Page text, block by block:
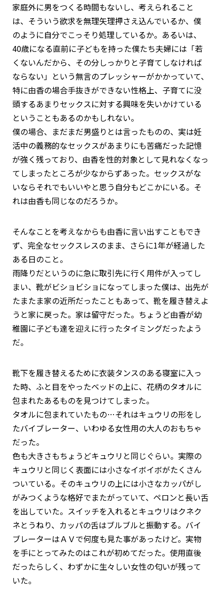
家庭外に男をつくる時間もないし、考えられること
は、そういう欲求を無理矢理押さえ込んでいるか、僕
のように自分でこっそり処理しているか。あるいは、
40歳になる直前に子どもを持った僕たち夫婦には「若
くないんだから、その分しっかりと子育てしなければ
ならない」という無言のプレッシャーがかかっていて、
特に由香の場合手抜きができない性格上、子育てに没
頭するあまりセックスに対する興味を失いかけている
ということもあるのかもしれない。
僕の場合、まだまだ男盛りとは言ったものの、実は妊
活中の義務的なセックスがあまりにも苦痛だった記憶
が強く残っており、由香を性的対象として見れなくなっ
てしまったところが少なからずあった。セックスがな
いならそれでもいいやと思う自分もどこかにいる。そ
れは由香も同じなのだろうか。
そんなことを考えなからも由香に言い出すこともでき
ず、完全なセックスレスのまま、さらに1年が経過した
ある日のこと。
雨降りだというのに急に取引先に行く用件が入ってし
まい、靴がビショビショになってしまった僕は、出先が
たまたま家の近所だったこともあって、靴を履き替えよ
うと家に戻った。家は留守だった。ちょうど由香が幼
稚園に子ども達を迎えに行ったタイミングだったよう
だ。
靴下を履き替えるために衣装タンスのある寝室に入っ
た時、ふと目をやったベッドの上に、花柄のタオルに
包まれたあるものを見つけてしまった。
タオルに包まれていたもの…それはキュウリの形をし
たバイブレーター、いわゆる女性用の大人のおもちゃ
だった。
色も大きさもちょうどキュウリと同じぐらい。実際の
キュウリと同じく表面には小さなイボイボがたくさん
ついている。そのキュウリの上には小さなカッパがし
がみつくような格好でまたがっていて、ペロンと長い舌
を出していた。スイッチを入れるとキュウリはクネク
ネとうねり、カッパの舌はブルブルと振動する。バイ
ブレーターはＡＶで何度も見た事があったけど。実物
を手にとってみたのはこれが初めてだった。使用直後
だったらしく、わずかに生々しい女性の匂いが残って
いた。